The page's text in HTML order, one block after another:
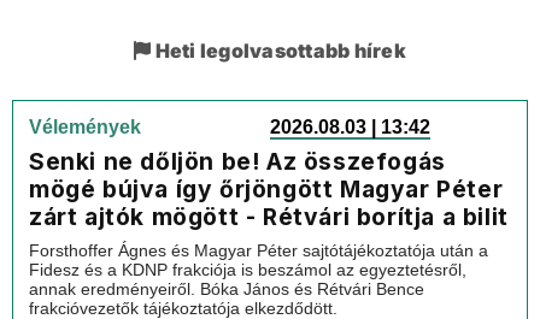
Heti legolvasottabb hírek
Vélemények 2026.08.03 | 13:42
Senki ne dőljön be! Az összefogás
mögé bújva így őrjöngött Magyar Péter
zárt ajtók mögött - Rétvári borítja a bilit
Forsthoffer Ágnes és Magyar Péter sajtótájékoztatója után a
Fidesz és a KDNP frakciója is beszámol az egyeztetésről,
annak eredményeiről. Bóka János és Rétvári Bence
frakcióvezetők tájékoztatója elkezdődött.